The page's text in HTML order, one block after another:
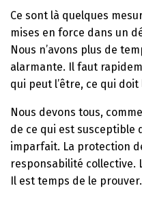
Ce sont là quelques
mises en force dans un
Nous n’avons plus de
alarmante. Il faut
qui peut l’être, ce qui doit
Nous devons tous,
de ce qui est susceptible
imparfait. La protection
responsabilité collective.
Il est temps de le prouver.